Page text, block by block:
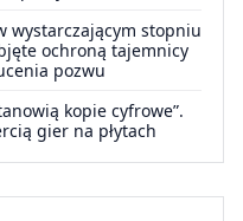
wystarczającym stopniu
ochroną tajemnicy
pozwu
kopie cyfrowe”.
gier na płytach